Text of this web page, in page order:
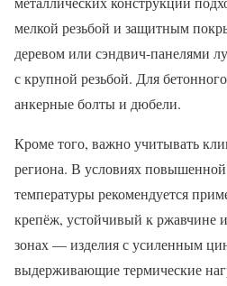
мелкой резьбой и защитным
деревом или сэндвич-панелями
с крупной резьбой. Для
анкерные болты и дюбели.
Кроме того, важно учитывать
региона. В условиях
температуры рекомендуется
крепёж, устойчивый к ржавчине
зонах — изделия с усиленным
выдерживающие термические